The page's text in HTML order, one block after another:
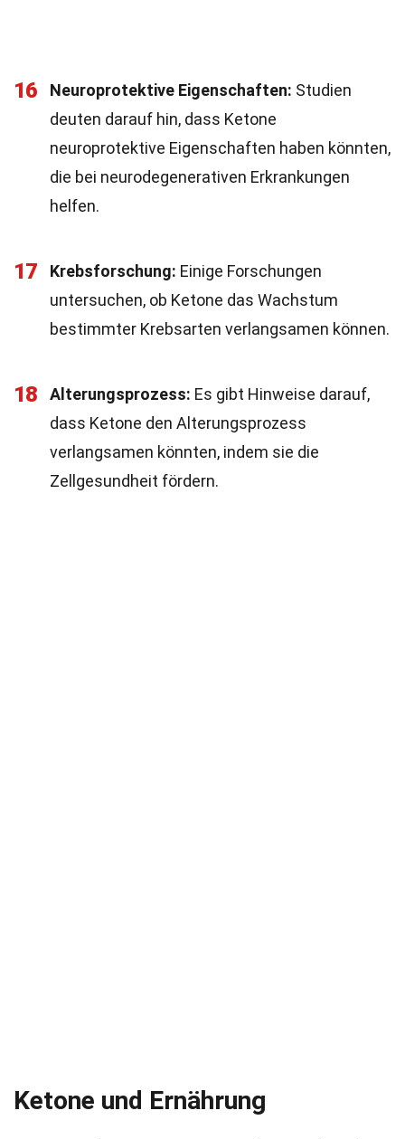
16 Neuroprotektive Eigenschaften: Studien
deuten darauf hin, dass Ketone
neuroprotektive Eigenschaften haben könnten,
die bei neurodegenerativen Erkrankungen
helfen.
17 Krebsforschung: Einige Forschungen
untersuchen, ob Ketone das Wachstum
bestimmter Krebsarten verlangsamen können.
18 Alterungsprozess: Es gibt Hinweise darauf,
dass Ketone den Alterungsprozess
verlangsamen könnten, indem sie die
Zellgesundheit fördern.
Ketone und Ernährung